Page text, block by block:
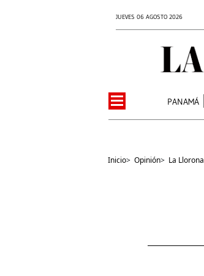
JUEVES 06 AGOSTO 2026
PANAMÁ
Inicio> Opinión> La Llorona